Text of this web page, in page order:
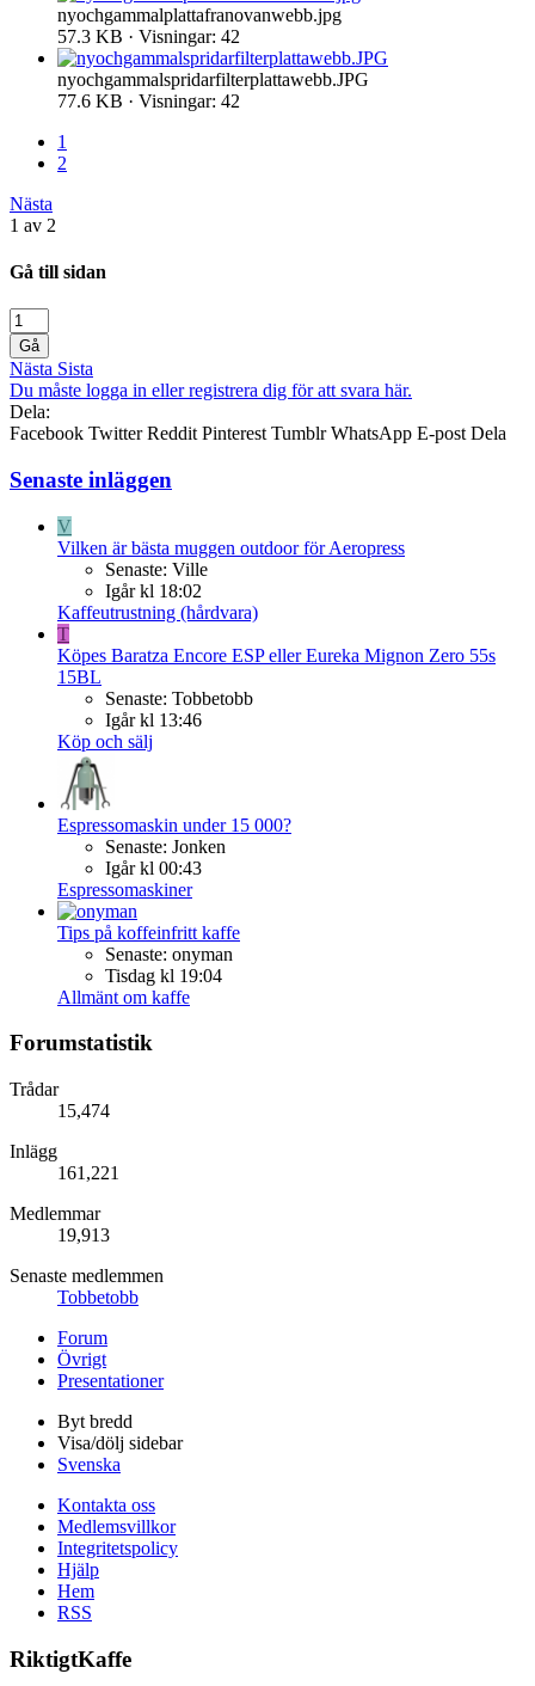
nyochgammalplattafranovanwebb.jpg
57.3 KB · Visningar: 42
nyochgammalspridarfilterplattawebb.JPG
77.6 KB · Visningar: 42
1
2
Nästa
1 av 2
Gå till sidan
Gå
Nästa Sista
Du måste logga in eller registrera dig för att svara här.
Dela:
Facebook Twitter Reddit Pinterest Tumblr WhatsApp E-post Dela
Senaste inläggen
V
Vilken är bästa muggen outdoor för Aeropress
Senaste: Ville
Igår kl 18:02
Kaffeutrustning (hårdvara)
T
Köpes Baratza Encore ESP eller Eureka Mignon Zero 55s
15BL
Senaste: Tobbetobb
Igår kl 13:46
Köp och sälj
Espressomaskin under 15 000?
Senaste: Jonken
Igår kl 00:43
Espressomaskiner
Tips på koffeinfritt kaffe
Senaste: onyman
Tisdag kl 19:04
Allmänt om kaffe
Forumstatistik
Trådar
15,474
Inlägg
161,221
Medlemmar
19,913
Senaste medlemmen
Tobbetobb
Forum
Övrigt
Presentationer
Byt bredd
Visa/dölj sidebar
Svenska
Kontakta oss
Medlemsvillkor
Integritetspolicy
Hjälp
Hem
RSS
RiktigtKaffe